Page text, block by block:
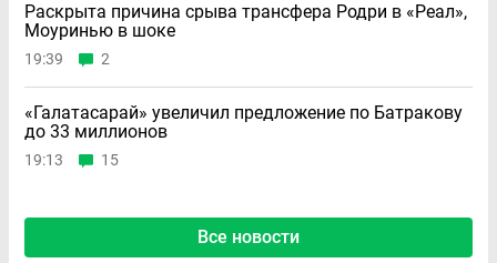
Раскрыта причина срыва трансфера Родри в «Реал»,
Моуринью в шоке
19:39 2
«Галатасарай» увеличил предложение по Батракову
до 33 миллионов
19:13 15
Все новости